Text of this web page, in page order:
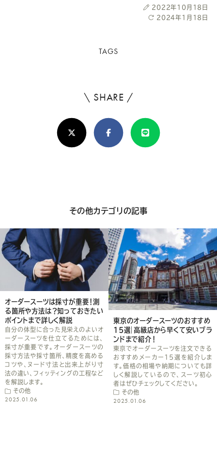
投
稿
2022年10月18日
最
2024年1月18日
TAGS
\ SHARE /
ろ
し
け
シ
ア
し
て
く
だ
さ
い
X(Twitter)FacebookLine
その他カテゴリの記事
ど
東京のオーダースーツのおすすめ
15選｜高級店から早くて安いブラ
ンドまで紹介！
東京でオーダースーツを注文できる
おすすめメーカー15選を紹介しま
す。価格の相場や納期についても詳
しく解説しているので、スーツ初心
者はぜひチェックしてください。
その他
2025.01.06
【2026年最新】札幌のオーダ
スーツおすすめ18選！費用や
び方まで
札幌でオーダースーツを注文し
方に向けて、価格相場や選び方
イントに触れつつ、おすすめの店
紹介します。コスパ重視、高級志
ど、特徴別にもマッチする店舗
説します。
その他